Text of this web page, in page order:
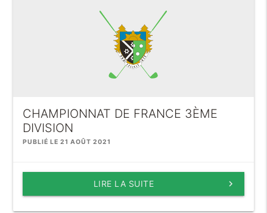
CHAMPIONNAT DE FRANCE 3ÈME
DIVISION
PUBLIÉ LE 21 AOÛT 2021
keyboard_arrow_right
LIRE LA SUITE